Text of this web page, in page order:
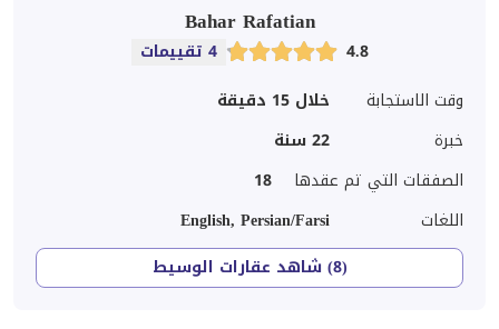
Bahar Rafatian
4.8
4 تقييمات
وقت الاستجابة
خلال 15 دقيقة
خبرة
22 سنة
الصفقات التي تم عقدها
18
اللغات
English, Persian/Farsi
(8) شاهد عقارات الوسيط